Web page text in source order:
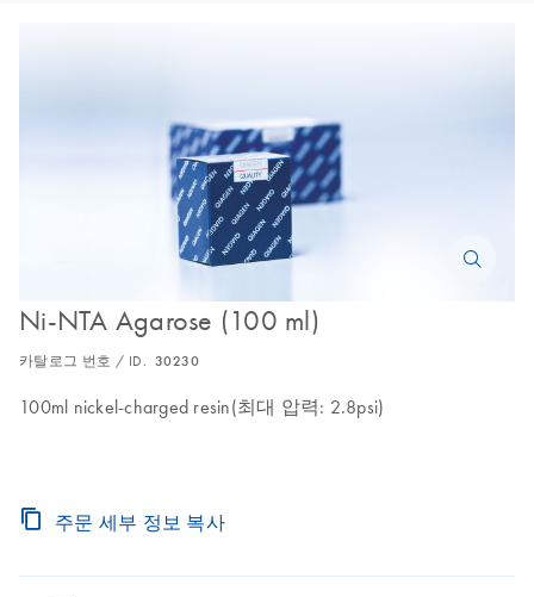
Ni-NTA Agarose (100 ml)
카탈로그 번호 / ID. 30230
100ml nickel-charged resin(최대 압력: 2.8psi)
주문 세부 정보 복사